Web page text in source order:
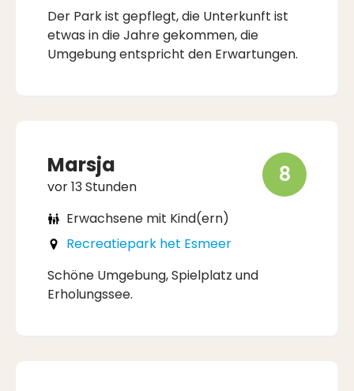
Der Park ist gepflegt, die Unterkunft ist
etwas in die Jahre gekommen, die
Umgebung entspricht den Erwartungen.
Marsja
vor 13 Stunden 8
Erwachsene mit Kind(ern)
Recreatiepark het Esmeer
Schöne Umgebung, Spielplatz und
Erholungssee.